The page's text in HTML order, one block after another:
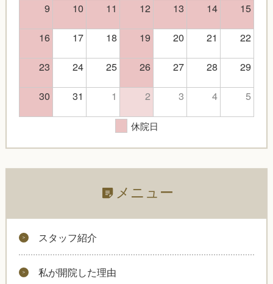
9
10 11 12 13 14
15
16
17 18 19 20 21
22
23
24 25 26 27 28
29
30
31 1 2 3 4 5
休院日
メニュー
スタッフ紹介
私が開院した理由